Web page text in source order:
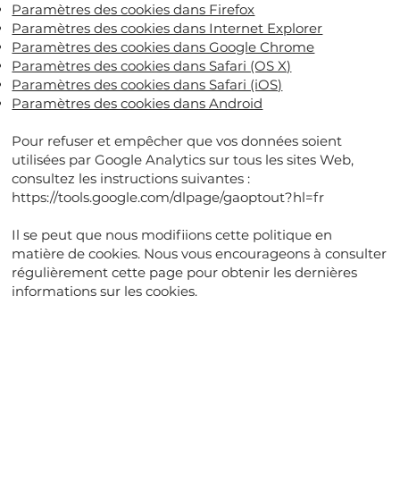
Paramètres des cookies dans Firefox
Paramètres des cookies dans Internet Explorer
Paramètres des cookies dans Google Chrome
Paramètres des cookies dans Safari (OS X)
Paramètres des cookies dans Safari (iOS)
Paramètres des cookies dans Android
Pour refuser et empêcher que vos données soient
utilisées par Google Analytics sur tous les sites Web,
consultez les instructions suivantes :
https://tools.google.com/dlpage/gaoptout?hl=fr
Il se peut que nous modifiions cette politique en
matière de cookies. Nous vous encourageons à consulter
régulièrement cette page pour obtenir les dernières
informations sur les cookies.